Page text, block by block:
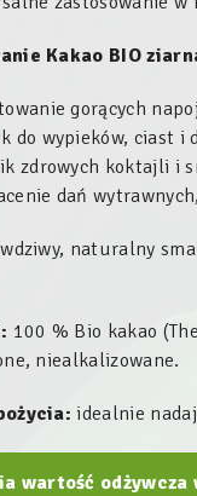
Kakao BIO
gorących
do wypieków, ciast i
zdrowych koktajli i
dań
naturalny
100 % Bio kakao (
niealkalizowane.
idealnie
wartość odżywcza